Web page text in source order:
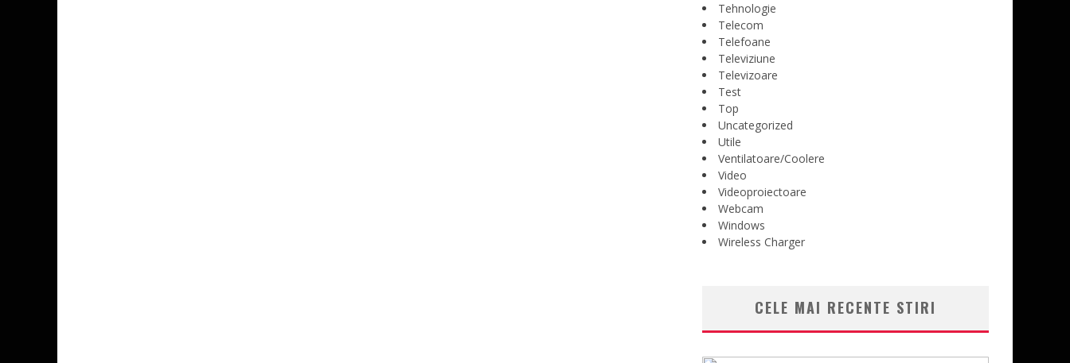
Tehnologie
Telecom
Telefoane
Televiziune
Televizoare
Test
Top
Uncategorized
Utile
Ventilatoare/Coolere
Video
Videoproiectoare
Webcam
Windows
Wireless Charger
CELE MAI RECENTE STIRI